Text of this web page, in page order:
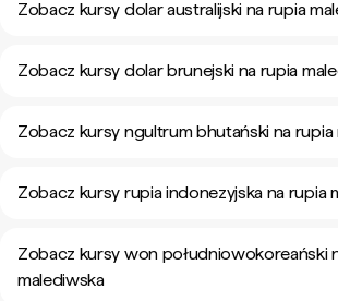
Zobacz kursy dolar australijski na rupia
Zobacz kursy dolar brunejski na rupia
Zobacz kursy ngultrum bhutański na rupia
Zobacz kursy rupia indonezyjska na rupia
Zobacz kursy won południowokoreański
malediwska